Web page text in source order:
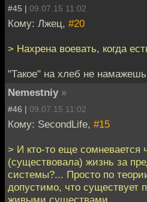
#45 | 09.07.15 11:02
Кому: Лжец, #20
> Нахрена воевать, когда
"Такое" на хлеб не
Nemestniy »
#46 | 09.07.15 11:02
Кому: SecondLife, #15
> И кто-то еще сомневается
(существовала) жизнь за
системы?... Просто по
допустимо, что существует
живыми существами.